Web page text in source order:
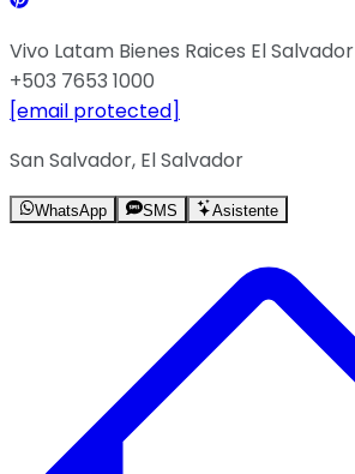
Vivo Latam Bienes Raices El Salvador
+503 7653 1000
[email protected]
San Salvador, El Salvador
WhatsApp SMS Asistente